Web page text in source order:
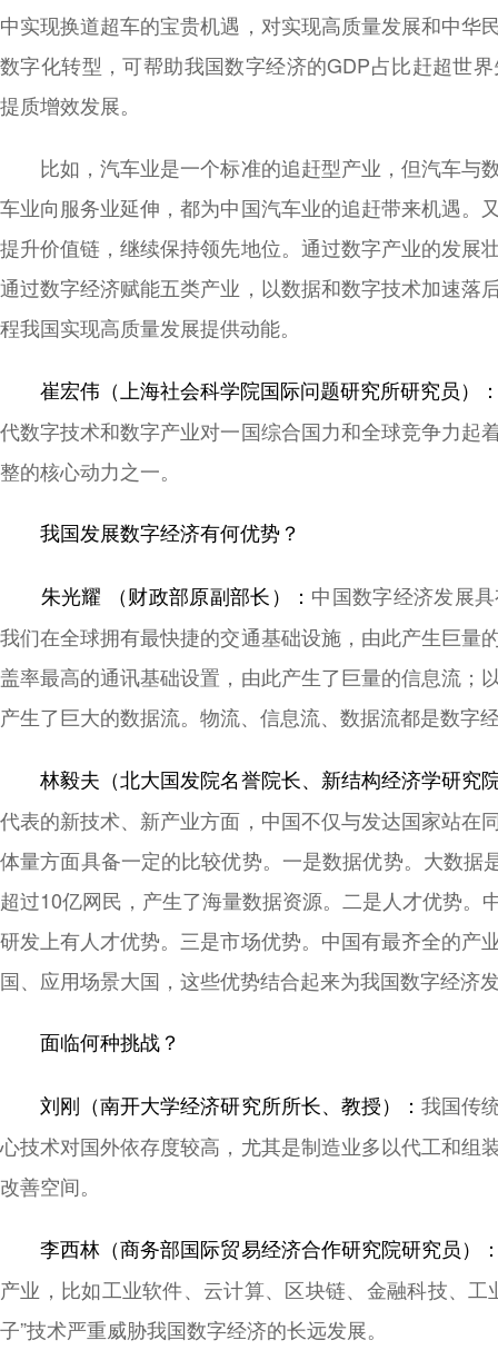
中实现换道超车的宝贵机遇，对实现高质量发展和中华
数字化转型，可帮助我国数字经济的GDP占比赶超世
提质增效发展。
比如，汽车业是一个标准的追赶型产业，但汽车与
车业向服务业延伸，都为中国汽车业的追赶带来机遇。
提升价值链，继续保持领先地位。通过数字产业的发展
通过数字经济赋能五类产业，以数据和数字技术加速落
程我国实现高质量发展提供动能。
崔宏伟（上海社会科学院国际问题研究所研究员）
代数字技术和数字产业对一国综合国力和全球竞争力起
整的核心动力之一。
我国发展数字经济有何优势？
朱光耀 （财政部原副部长）： 中国数字经济发展
我们在全球拥有最快捷的交通基础设施，由此产生巨量
盖率最高的通讯基础设置，由此产生了巨量的信息流；
产生了巨大的数据流。物流、信息流、数据流都是数字
林毅夫（北大国发院名誉院长、新结构经济学研究
代表的新技术、新产业方面，中国不仅与发达国家站在
体量方面具备一定的比较优势。一是数据优势。大数据
超过10亿网民，产生了海量数据资源。二是人才优势
研发上有人才优势。三是市场优势。中国有最齐全的产
国、应用场景大国，这些优势结合起来为我国数字经济
面临何种挑战？
刘刚（南开大学经济研究所所长、教授）： 我国传
心技术对国外依存度较高，尤其是制造业多以代工和组
改善空间。
李西林（商务部国际贸易经济合作研究院研究员）
产业，比如工业软件、云计算、区块链、金融科技、
子”技术严重威胁我国数字经济的长远发展。